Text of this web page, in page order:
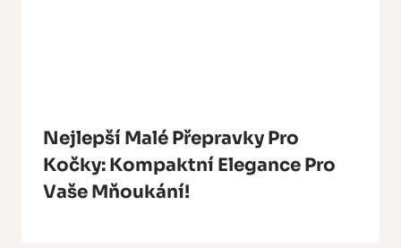
Nejlepší Malé Přepravky Pro
Kočky: Kompaktní Elegance Pro
Vaše Mňoukání!